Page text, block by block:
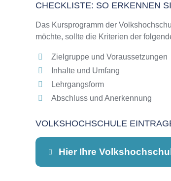
CHECKLISTE: SO ERKENNEN
Das Kursprogramm der
möchte, sollte die Kriterien der
Zielgruppe und Voraussetzungen
Inhalte und Umfang
Lehrgangsform
Abschluss und Anerkennung
VOLKSHOCHSCHULE
Hier Ihre